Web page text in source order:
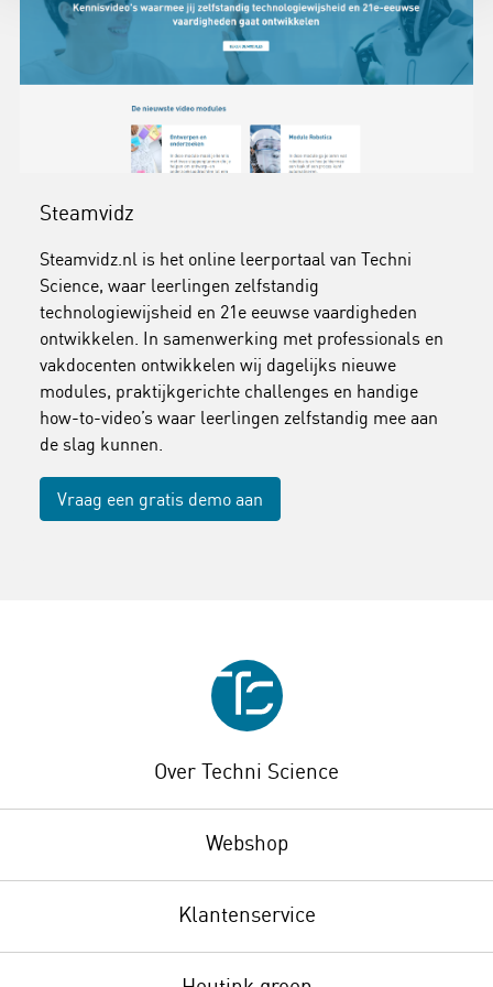
Steamvidz
Steamvidz.nl is het online leerportaal van Techni
Science, waar leerlingen zelfstandig
technologiewijsheid en 21e eeuwse vaardigheden
ontwikkelen. In samenwerking met professionals en
vakdocenten ontwikkelen wij dagelijks nieuwe
modules, praktijkgerichte challenges en handige
how-to-video’s waar leerlingen zelfstandig mee aan
de slag kunnen.
Vraag een gratis demo aan
Over Techni Science
Webshop
Klantenservice